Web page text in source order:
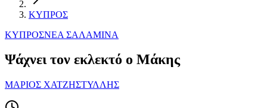
ΚΥΠΡΟΣ
ΚΥΠΡΟΣΝΕΑ ΣΑΛΑΜΙΝΑ
Ψάχνει τον εκλεκτό ο Μάκης
ΜΑΡΙΟΣ ΧΑΤΖΗΣΤΥΛΛΗΣ